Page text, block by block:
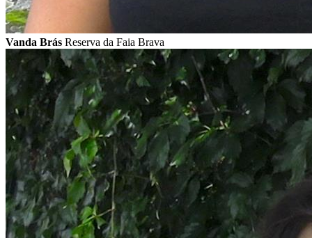
Vanda Brás Reserva da Faia Brava